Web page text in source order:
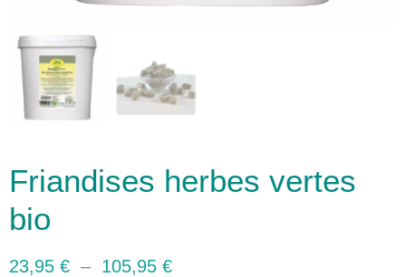
Friandises herbes vertes
bio
23,95 € – 105,95 €